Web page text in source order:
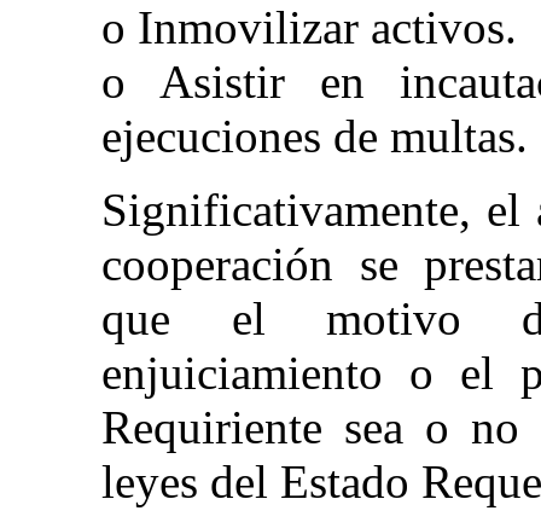
o Inmovilizar activos.
o Asistir en
ejecuciones de multas.
Significativamente, el
cooperación se
que el motivo
enjuiciamiento o el
Requiriente sea o
leyes del Estado